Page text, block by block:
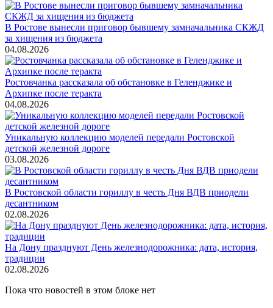
В Ростове вынесли приговор бывшему замначальника СКЖД
за хищения из бюджета
04.08.2026
Ростовчанка рассказала об обстановке в Геленджике и
Архипке после теракта
04.08.2026
Уникальную коллекцию моделей передали Ростовской
детской железной дороге
03.08.2026
В Ростовской области гориллу в честь Дня ВДВ приодели
десантником
02.08.2026
На Дону празднуют День железнодорожника: дата, история,
традиции
02.08.2026
Пока что новостей в этом блоке нет